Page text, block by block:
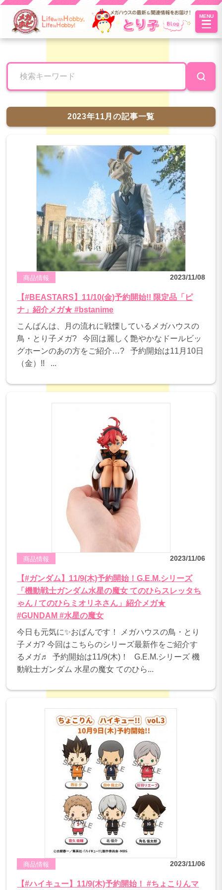
とり子ブ
ログへよ
うこそ！
2023年11月の記事一覧
商品情報 2023/11/08
【#BEASTARS】11/10(金)予約開始!! 限定品「ピ
ナ」紹介メガ★ #bstanime
こんばんは、月の流れに戦慄しているメガハウスの
鳥・とり子メガ? 今回は麗しく艶やかなドールビッ
グホーンのあの方をご紹介…? 予約開始は11月10日
（金）!! ...
商品情報 2023/11/06
【#ガンダム】11/9(木)予約開始！G.E.M.シリーズ
「機動戦士ガンダム水星の魔女 てのひらスレッタち
ゃん / てのひらミオリネさん」紹介メガ★
#GUNDAM #水星の魔女
今日も元気に✨おばんです！ メガハウスの鳥・とり
子メガ? 今回はこちらのシリーズ最新作をご紹介す
るメガ♬ 予約開始は11/9(木)！ G.E.M.シリーズ 機
動戦士ガンダム 水星の魔女 てのひら...
商品情報 2023/11/06
【#ハイキュー】11/9(木)予約開始！ #ちょこりんマ
MENU